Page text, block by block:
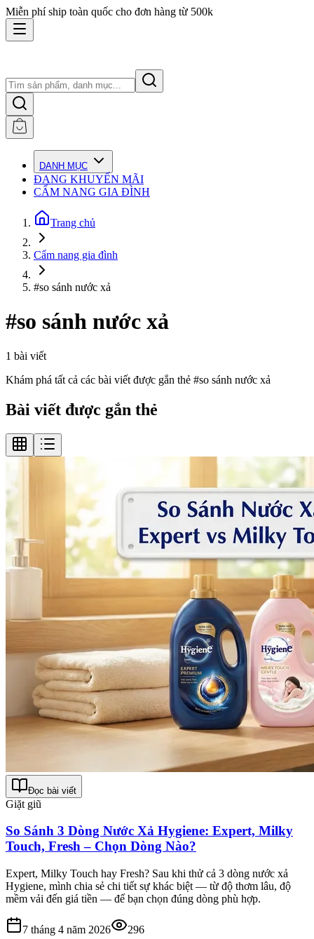
Miễn phí ship toàn quốc cho đơn hàng từ 500k
DANH MỤC
ĐANG KHUYẾN MÃI
CẨM NANG GIA ĐÌNH
Trang chủ
Cẩm nang gia đình
#so sánh nước xả
#so sánh nước xả
1 bài viết
Khám phá tất cả các bài viết được gắn thẻ #so sánh nước xả
Bài viết được gắn thẻ
Đọc bài viết
Giặt giũ
So Sánh 3 Dòng Nước Xả Hygiene: Expert, Milky
Touch, Fresh – Chọn Dòng Nào?
Expert, Milky Touch hay Fresh? Sau khi thử cả 3 dòng nước xả
Hygiene, mình chia sẻ chi tiết sự khác biệt — từ độ thơm lâu, độ
mềm vải đến giá tiền — để bạn chọn đúng dòng phù hợp.
7 tháng 4 năm 2026 296